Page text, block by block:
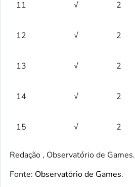
11 √ 2
12 √ 2
13 √ 2
14 √ 2
15 √ 2
Redação , Observatório de Games.
Fonte: Observatório de Games.